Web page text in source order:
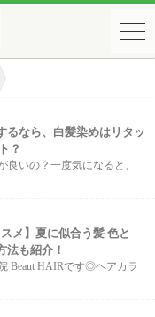
るなら、白髪染めはリタッ
？
良いの？一度気になると、
メ】夏に似合う髪 色と
法も紹介！
Beaut HAIRです◎ヘアカラ